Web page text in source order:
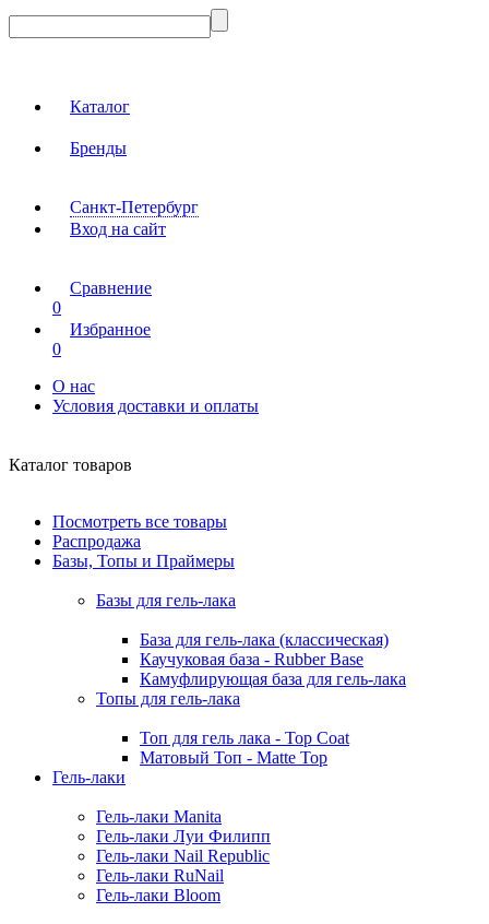
Каталог
Бренды
Санкт-Петербург
Вход на сайт
Сравнение
0
Избранное
0
О нас
Условия доставки и оплаты
Каталог товаров
Посмотреть все товары
Распродажа
Базы, Топы и Праймеры
Базы для гель-лака
База для гель-лака (классическая)
Каучуковая база - Rubber Base
Камуфлирующая база для гель-лака
Топы для гель-лака
Топ для гель лака - Top Coat
Матовый Топ - Matte Top
Гель-лаки
Гель-лаки Manita
Гель-лаки Луи Филипп
Гель-лаки Nail Republic
Гель-лаки RuNail
Гель-лаки Bloom